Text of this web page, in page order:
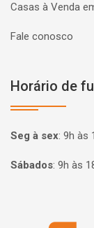
Casas à Venda
Fale conosco
Horário de
Seg à sex: 9h às
Sábados: 9h às